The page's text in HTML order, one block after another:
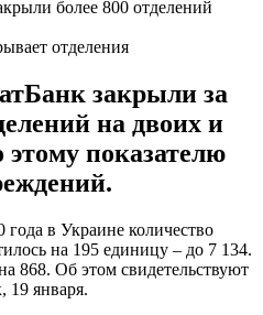
отделения
закрыли за
на двоих и
показателю
года в Украине количество
на 195 единицу – до 7 134.
868. Об этом свидетельствуют
19 января.